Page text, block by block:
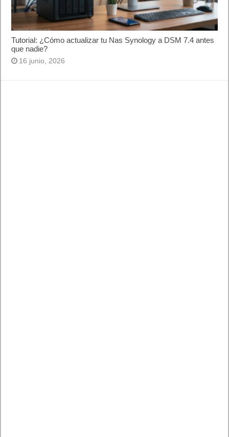
Tutorial: ¿Cómo actualizar tu Nas Synology a DSM 7.4 antes
que nadie?
16 junio, 2026